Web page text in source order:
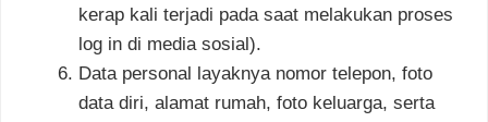
kerap kali terjadi pada saat melakukan proses
log in di media sosial).
Data personal layaknya nomor telepon, foto
data diri, alamat rumah, foto keluarga, serta